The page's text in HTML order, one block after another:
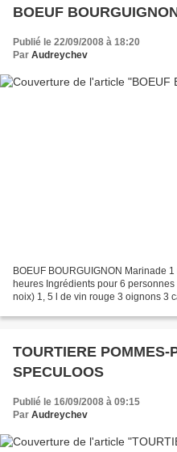
BOEUF
Publié le 22/09/2008 à 18:20
Par Audreychev
BOEUF BOURGUIGNON Marinade
heures Ingrédients pour 6
noix) 1, 5 l de vin rouge 3 oignons 3
TOURTIERE POMMES-
SPECULOOS
Publié le 16/09/2008 à 09:15
Par Audreychev